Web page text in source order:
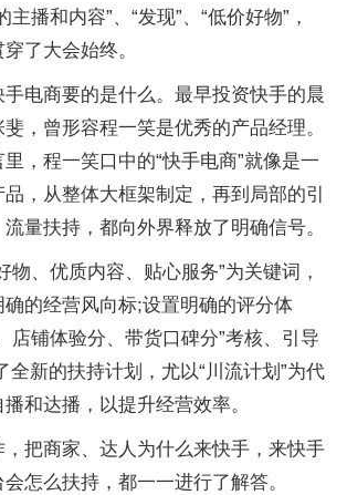
主播和内容”、“发现”、“低价好物”，
了大会始终。
电商要的是什么。最早投资快手的晨
，曾形容程一笑是优秀的产品经理。
，程一笑口中的“快手电商”就像是一
，从整体大框架制定，再到局部的引
量扶持，都向外界释放了明确信号。
物、优质内容、贴心服务”为关键词，
的经营风向标;设置明确的评分体
店铺体验分、带货口碑分”考核、引导
全新的扶持计划，尤以“川流计划”为代
和达播，以提升经营效率。
，把商家、达人为什么来快手，来快手
怎么扶持，都一一进行了解答。